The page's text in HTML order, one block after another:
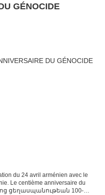
GÉNOCIDE
du 24 avril arménien avec le
Le centième anniversaire du
ցեղասպանութեան 100-